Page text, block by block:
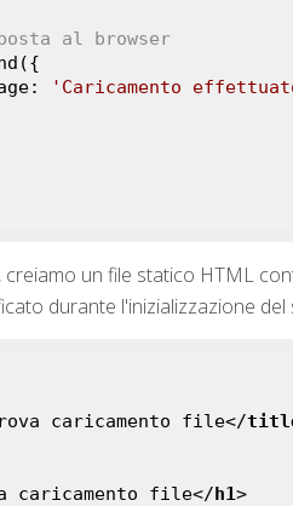
al browser
'Caricamento
creiamo un file statico HTML
durante l'inizializzazione
caricamento file</
caricamento file</h1>